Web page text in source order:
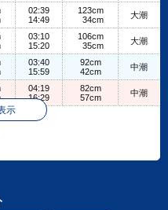
02:39
14:49
123cm
34cm
大潮
03:10
15:20
106cm
35cm
大潮
03:40
15:59
92cm
42cm
中潮
04:19
16:29
82cm
57cm
中潮
示